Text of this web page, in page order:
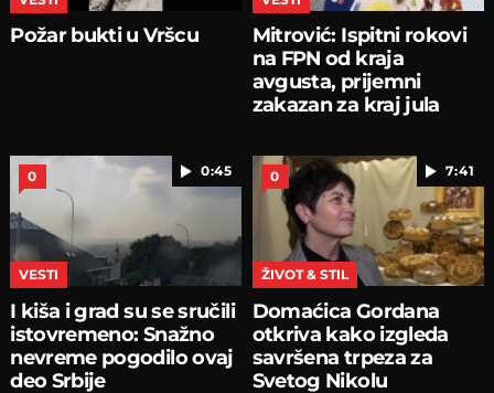
Požar bukti u Vršcu
Mitrović: Ispitni rokovi
na FPN od kraja
avgusta, prijemni
zakazan za kraj jula
0:45
0
VESTI
I kiša i grad su se sručili
istovremeno: Snažno
nevreme pogodilo ovaj
deo Srbije
7:41
0
ŽIVOT & STIL
Domaćica Gordana
otkriva kako izgleda
savršena trpeza za
Svetog Nikolu